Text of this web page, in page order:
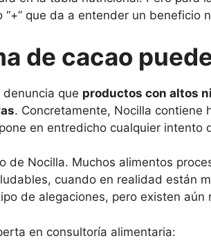
“+” que da a entender un beneficio
de cacao
denuncia que productos con altos
. Concretamente, Nocilla contiene
en entredicho cualquier intento
de Nocilla. Muchos alimentos
cuando en realidad están
de alegaciones, pero existen aún
en consultoría alimentaria: